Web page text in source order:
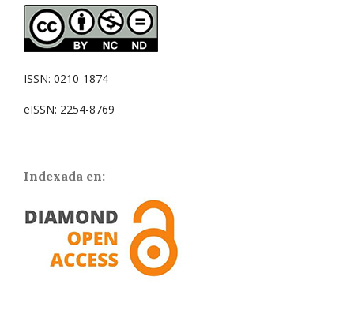
ISSN: 0210-1874
eISSN: 2254-8769
Indexada en: